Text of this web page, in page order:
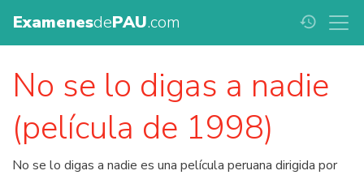
ExamenesdePAU.com history
No se lo digas a nadie
(película de 1998)
No se lo digas a nadie es una película peruana dirigida por